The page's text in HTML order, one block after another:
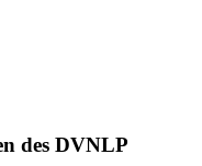
des DVNLP